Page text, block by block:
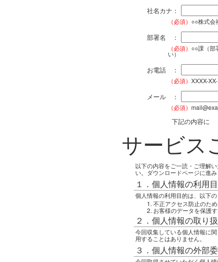
社名カナ：
（必須） ○○株式会
部署名 ：
（必須） ○○課（部
い）
お電話 ：
（必須） XXXX-
メール ：
（必須）
下記の内容に
サービス
以下の内容をご一読・ご理解
い。ダウンロードページに進
１．個人情報の利用
個人情報の利用目的は、以下
不正アクセス防止のため
お客様のデータを保護
２．個人情報の取り
今回収集している個人情報に
用することはありません。
３．個人情報の外部